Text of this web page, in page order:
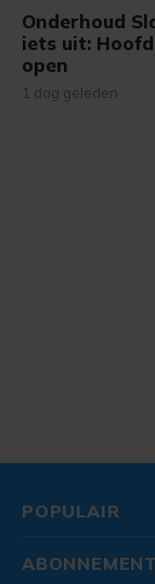
Onderhoud
iets uit:
open
1 dag geleden
POPULAIR